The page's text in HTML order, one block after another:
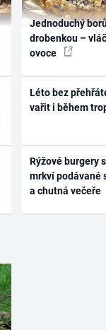
Jednoduchý
drobenkou –
ovoce
Léto bez
vařit i během
Rýžové burgery
mrkví podávané
a chutná večeře